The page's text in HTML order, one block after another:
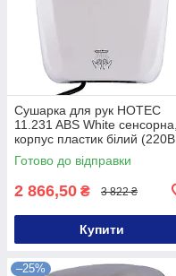
Сушарка для рук HOTEC
11.231 ABS White сенсорна,
корпус пластик білий (220В
,1800Вт) Купуй Це Galopom
Готово до відправки
2 866,50 ₴ 3 822 ₴
Купити
–25%